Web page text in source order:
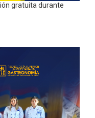
gratuita durante